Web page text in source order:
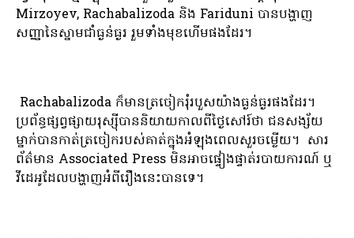
Mirzoyev, Rachabalizoda និង Fariduni បានបង្ហាញ
សញ្ញានៃស្នាមជាំធ្ងន់ធ្ងរ រួមទាំងមុខហើមផងដែរ។
Rachabalizoda ក៏មានត្រចៀករុំរបួសយ៉ាងធ្ងន់ធ្ងរផងដែរ។
ប្រព័ន្ធផ្សព្វផ្សាយរុស្ស៊ីបាននិយាយកាលពីថ្ងៃសៅរ៍ថា ជនសង្ស័យ
ម្នាក់បានកាត់ត្រចៀករបស់គាត់ក្នុងអំឡុងពេលសួរចម្លើយ។ សារ
ព័ត៌មាន Associated Press មិនអាចផ្ទៀងផ្ទាត់របាយការណ៍ ឬ
វីដេអូដែលបង្ហាញអំពីរឿងនេះបានទេ។